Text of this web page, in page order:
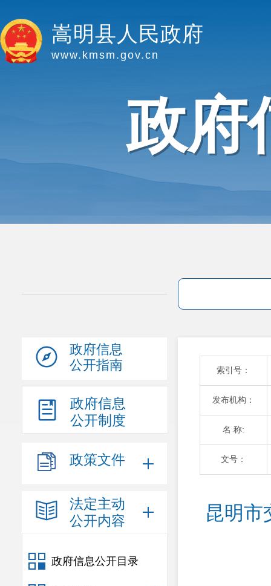
嵩明县人民政府
www.kmsm.gov.cn
政府
政府信息
公开指南
政府信息
公开制度
政策文件
法定主动
公开内容
政府信息公开目录
索引号：
发布机构：
名 称:
文号：
昆明市